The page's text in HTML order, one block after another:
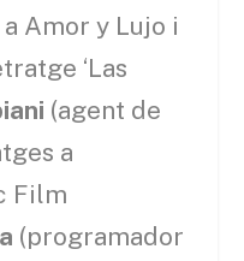
Amor y Lujo i
‘Las
(agent de
a
Film
(programador